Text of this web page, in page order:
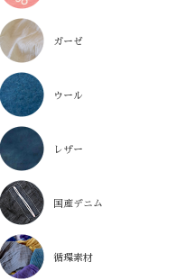
ガーゼ
ウール
レザー
国産デニム
循環素材